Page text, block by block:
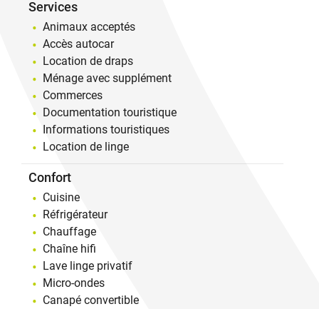
Services
Animaux acceptés
Accès autocar
Location de draps
Ménage avec supplément
Commerces
Documentation touristique
Informations touristiques
Location de linge
Confort
Cuisine
Réfrigérateur
Chauffage
Chaîne hifi
Lave linge privatif
Micro-ondes
Canapé convertible